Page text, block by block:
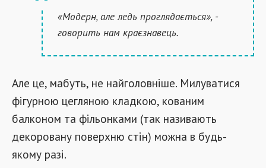
«Модерн, але ледь проглядається», -
говорить нам краєзнавець.
Але це, мабуть, не найголовніше. Милуватися
фігурною цегляною кладкою, кованим
балконом та фільонками (так називають
декоровану поверхню стін) можна в будь-
якому разі.